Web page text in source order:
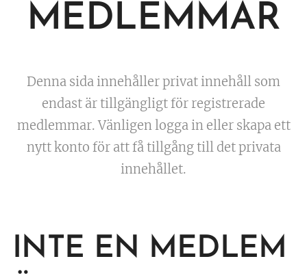
MEDLEMMAR
Denna sida innehåller privat innehåll som
endast är tillgängligt för registrerade
medlemmar. Vänligen logga in eller skapa ett
nytt konto för att få tillgång till det privata
innehållet.
INTE EN MEDLEM